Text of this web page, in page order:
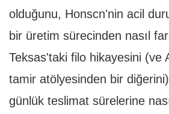
olduğunu, Honscn'nin acil
bir üretim sürecinden nasıl
Teksas'taki filo hikayesini (ve
tamir atölyesinden bir
günlük teslimat sürelerine